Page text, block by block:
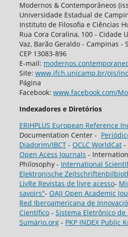
Modernos & Contemporâneos
Universidade Estadual de
Instituto de Filosofia e Ciências
Rua Cora Coralina, 100 - Cidade
Vaz, Barão Geraldo - Campinas -
CEP 13083-896
E-mail:
Site: www.ifch.unicamp.br/ojs/
Página
Facebook: www.facebook.com/
Indexadores e Diretórios
ERIHPLUS European Reference
Documentation Center -
Diadorim/IBCT- OCLC WorldCat-
Open Acess Journals -
Philosophy - International
Elektronische
LivRe Revistas de livre acesso-
savoirs"- OAJI Open Academic
Red Iberoamericana de
Científico- Sistema Eletrônico de
Sumário.org- PKP INDEX Public